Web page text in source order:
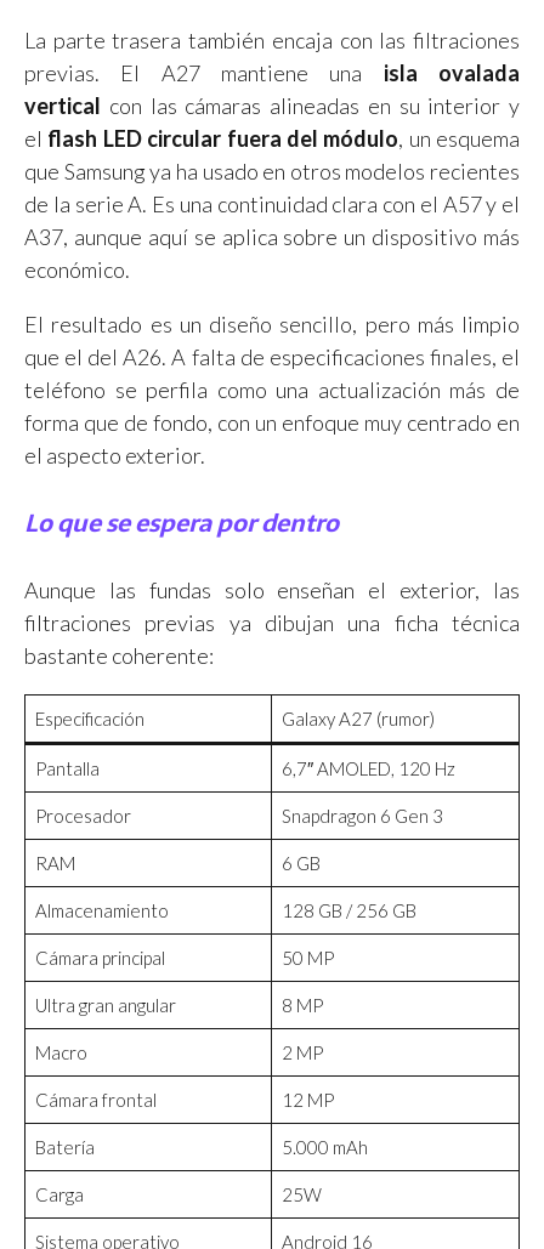
La parte trasera también encaja con las filtraciones
previas. El A27 mantiene una isla ovalada
vertical con las cámaras alineadas en su interior y
el flash LED circular fuera del módulo, un esquema
que Samsung ya ha usado en otros modelos recientes
de la serie A. Es una continuidad clara con el A57 y el
A37, aunque aquí se aplica sobre un dispositivo más
económico.
El resultado es un diseño sencillo, pero más limpio
que el del A26. A falta de especificaciones finales, el
teléfono se perfila como una actualización más de
forma que de fondo, con un enfoque muy centrado en
el aspecto exterior.
Lo que se espera por dentro
Aunque las fundas solo enseñan el exterior, las
filtraciones previas ya dibujan una ficha técnica
bastante coherente:
Especificación Galaxy A27 (rumor)
Pantalla 6,7″ AMOLED, 120 Hz
Procesador Snapdragon 6 Gen 3
RAM 6 GB
Almacenamiento 128 GB / 256 GB
Cámara principal 50 MP
Ultra gran angular 8 MP
Macro 2 MP
Cámara frontal 12 MP
Batería 5.000 mAh
Carga 25W
Sistema operativo Android 16